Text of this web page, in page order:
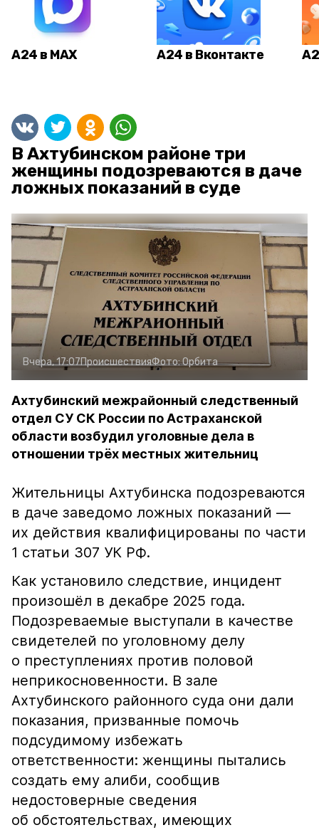
А24 в MAX А24 в Вконтакте
В Ахтубинском районе три
женщины подозреваются в даче
ложных показаний в суде
Вчера, 17:07ПроисшествияФото:Орбита
Ахтубинский межрайонный следственный
отдел СУ СК России по Астраханской
области возбудил уголовные дела в
отношении трёх местных жительниц
Жительницы Ахтубинска подозреваются
в даче заведомо ложных показаний —
их действия квалифицированы по части
1 статьи 307 УК РФ.
Как установило следствие, инцидент
произошёл в декабре 2025 года.
Подозреваемые выступали в качестве
свидетелей по уголовному делу
о преступлениях против половой
неприкосновенности. В зале
Ахтубинского районного суда они дали
показания, призванные помочь
подсудимому избежать
ответственности: женщины пытались
создать ему алиби, сообщив
недостоверные сведения
об обстоятельствах, имеющих